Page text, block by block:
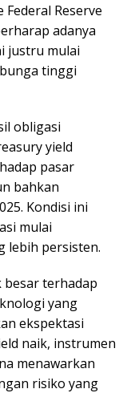
Reserve
adanya
justru mulai
tinggi
obligasi
yield
pasar
bahkan
Kondisi ini
mulai
lebih persisten.
besar terhadap
yang
ekspektasi
naik, instrumen
menawarkan
risiko yang